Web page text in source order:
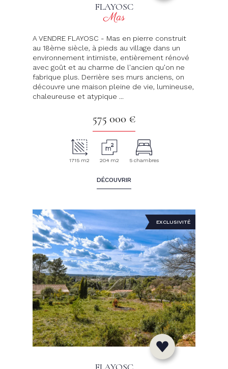
FLAYOSC
Mas
A VENDRE FLAYOSC - Mas en pierre construit
au 18ème siècle, à pieds au village dans un
environnement intimiste, entièrement rénové
avec goût et au charme de l'ancien qu'on ne
fabrique plus. Derrière ses murs anciens, on
découvre une maison pleine de vie, lumineuse,
chaleureuse et atypique ...
575 000 €
1715 m2 204 m2 5 chambres
DÉCOUVRIR
EXCLUSIVITÉ